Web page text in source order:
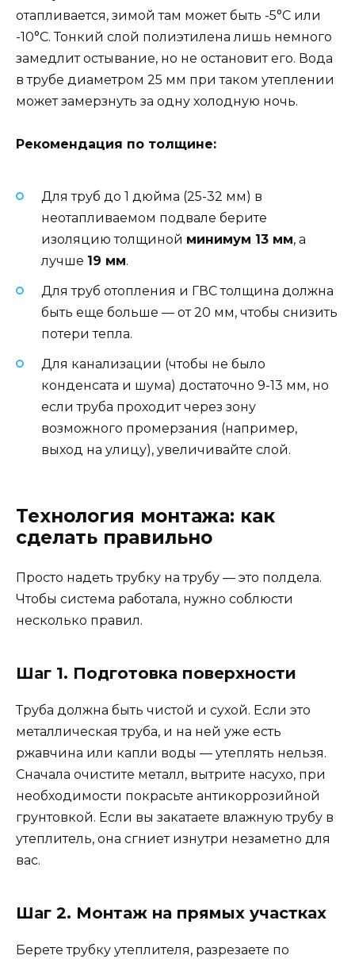
отапливается, зимой там может быть -5°C или
-10°C. Тонкий слой полиэтилена лишь немного
замедлит остывание, но не остановит его. Вода
в трубе диаметром 25 мм при таком утеплении
может замерзнуть за одну холодную ночь.
Рекомендация по толщине:
Для труб до 1 дюйма (25-32 мм) в
неотапливаемом подвале берите
изоляцию толщиной минимум 13 мм, а
лучше 19 мм.
Для труб отопления и ГВС толщина должна
быть еще больше — от 20 мм, чтобы снизить
потери тепла.
Для канализации (чтобы не было
конденсата и шума) достаточно 9-13 мм, но
если труба проходит через зону
возможного промерзания (например,
выход на улицу), увеличивайте слой.
Технология монтажа: как
сделать правильно
Просто надеть трубку на трубу — это полдела.
Чтобы система работала, нужно соблюсти
несколько правил.
Шаг 1. Подготовка поверхности
Труба должна быть чистой и сухой. Если это
металлическая труба, и на ней уже есть
ржавчина или капли воды — утеплять нельзя.
Сначала очистите металл, вытрите насухо, при
необходимости покрасьте антикоррозийной
грунтовкой. Если вы закатаете влажную трубу в
утеплитель, она сгниет изнутри незаметно для
вас.
Шаг 2. Монтаж на прямых участках
Берете трубку утеплителя, разрезаете по